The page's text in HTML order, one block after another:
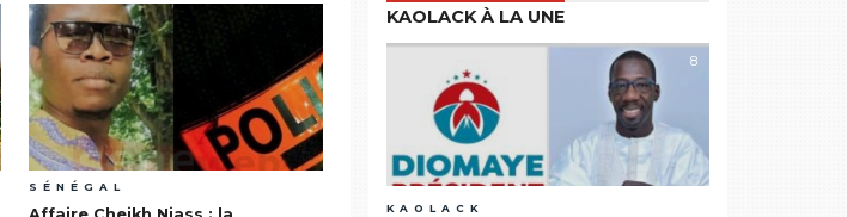
SÉNÉGAL
KAOLACK À LA UNE
8
KAOLACK